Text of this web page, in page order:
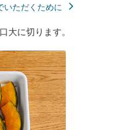
いただくために
大に切ります。